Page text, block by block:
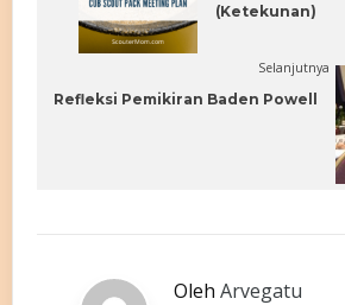
(Ketekunan)
Selanjutnya
Refleksi Pemikiran Baden Powell
Oleh Arvegatu